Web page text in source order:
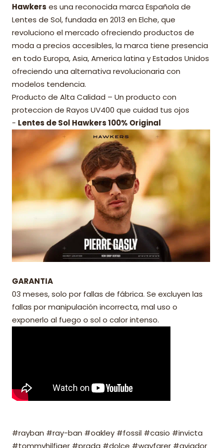
Hawkers es una reconocida marca Española de
Lentes de Sol, fundada en 2013 en Elche, que
revoluciono el mercado ofreciendo productos de
moda a precios accesibles, la marca tiene presencia
en todo Europa, Asia, America latina y Estados Unidos
ofreciendo una alternativa revolucionaria con
modelos tendencia.
Producto de Alta Calidad – Un producto con
proteccion de Rayos UV400 que cuidad tus ojos
- Lentes de Sol Hawkers 100% Original
GARANTIA
03 meses, solo por fallas de fábrica. Se excluyen las
fallas por manipulación incorrecta, mal uso o
exponerlo al fuego o sol o calor intenso.
#rayban #ray-ban #oakley #fossil #casio #invicta
#tommyhilfiger #prada #dolce #wayfarer #aviador